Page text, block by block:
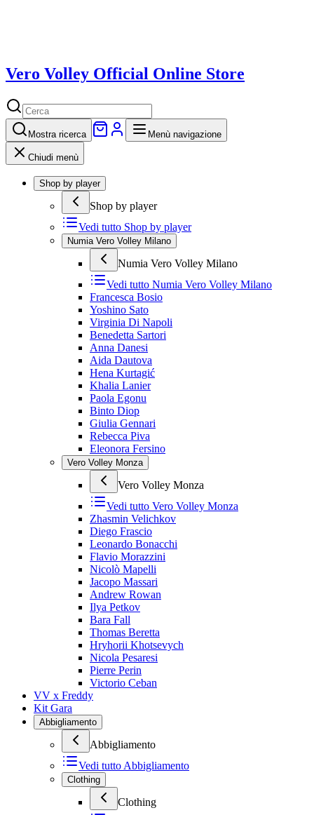
Vero Volley Official Online Store
Mostra ricerca Menù navigazione
Chiudi menù
Shop by player
Shop by player
Vedi tutto Shop by player
Numia Vero Volley Milano
Numia Vero Volley Milano
Vedi tutto Numia Vero Volley Milano
Francesca Bosio
Yoshino Sato
Virginia Di Napoli
Benedetta Sartori
Anna Danesi
Aida Dautova
Hena Kurtagić
Khalia Lanier
Paola Egonu
Binto Diop
Giulia Gennari
Rebecca Piva
Eleonora Fersino
Vero Volley Monza
Vero Volley Monza
Vedi tutto Vero Volley Monza
Zhasmin Velichkov
Diego Frascio
Leonardo Bonacchi
Flavio Morazzini
Nicolò Mapelli
Jacopo Massari
Andrew Rowan
Ilya Petkov
Bara Fall
Thomas Beretta
Hryhorii Khotsevych
Nicola Pesaresi
Pierre Perin
Victorio Ceban
VV x Freddy
Kit Gara
Abbigliamento
Abbigliamento
Vedi tutto Abbigliamento
Clothing
Clothing